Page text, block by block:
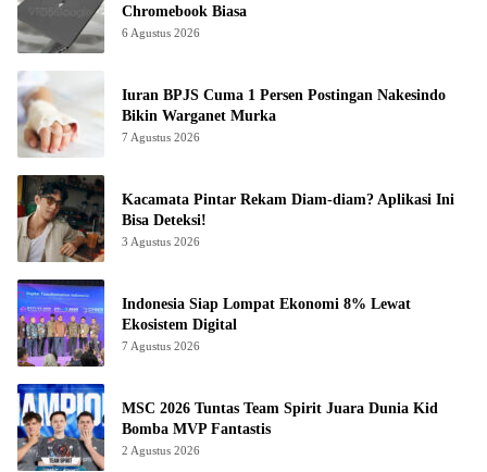
Chromebook Biasa
6 Agustus 2026
Iuran BPJS Cuma 1 Persen Postingan Nakesindo
Bikin Warganet Murka
7 Agustus 2026
Kacamata Pintar Rekam Diam-diam? Aplikasi Ini
Bisa Deteksi!
3 Agustus 2026
Indonesia Siap Lompat Ekonomi 8% Lewat
Ekosistem Digital
7 Agustus 2026
MSC 2026 Tuntas Team Spirit Juara Dunia Kid
Bomba MVP Fantastis
2 Agustus 2026